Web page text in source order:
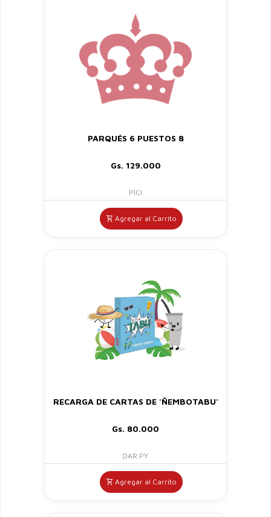
PARQUÉS 6 PUESTOS 8
Gs. 129.000
PICI
Agregar al Carrito
RECARGA DE CARTAS DE 'ÑEMBOTABU'
Gs. 80.000
DAR.PY
Agregar al Carrito